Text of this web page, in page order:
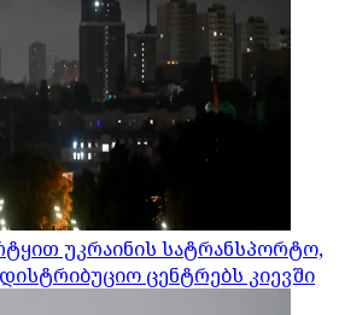
უკრაინის სატრანსპორტო,
ცენტრებს კიევში